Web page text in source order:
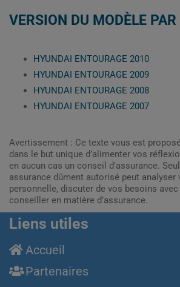
VERSION DU MODÈLE
HYUNDAI ENTOURAGE 2010
HYUNDAI ENTOURAGE 2009
HYUNDAI ENTOURAGE 2008
HYUNDAI ENTOURAGE 2007
Avertissement : Ce texte vous est
dans le but unique d’alimenter vos
en aucun cas un conseil d'assurance.
assurance dûment autorisé peut
personnelle, discuter de vos besoins
conseiller en matière d’assurance.
Liens utiles
Accueil
Partenaires